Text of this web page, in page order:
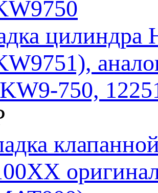
цилиндра
750,